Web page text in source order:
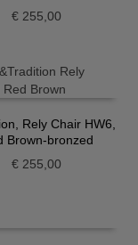
€ 255,00
Rely Chair HW6,
Brown-bronzed
€ 255,00